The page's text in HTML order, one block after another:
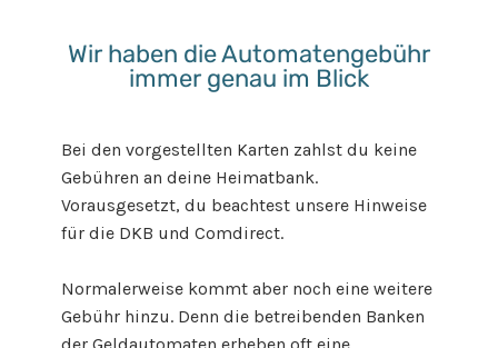
Wir haben die Automatengebühr
immer genau im Blick
Bei den vorgestellten Karten zahlst du keine
Gebühren an deine Heimatbank.
Vorausgesetzt, du beachtest unsere Hinweise
für die DKB und Comdirect.
Normalerweise kommt aber noch eine weitere
Gebühr hinzu. Denn die betreibenden Banken